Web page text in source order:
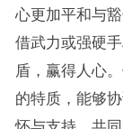
心更加平和与
借武力或强硬
盾，赢得人心
的特质，能够